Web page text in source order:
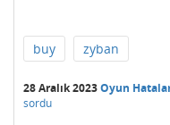
buy zyban
28 Aralık 2023Oyun
sordu